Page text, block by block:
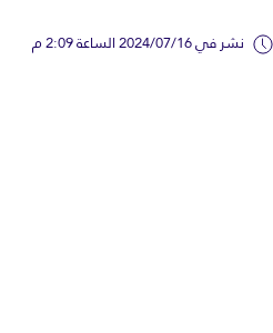
نشر في 2024/07/16 الساعة 2:09 م